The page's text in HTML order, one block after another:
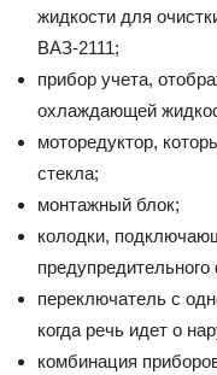
жидкости для
ВАЗ-2111;
прибор учета,
охлаждающей
моторедуктор,
стекла;
монтажный блок;
колодки,
переключатель с
когда речь идет о
комбинация